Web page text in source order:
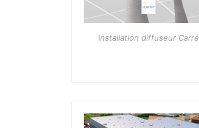
Installation diffuseur Carré